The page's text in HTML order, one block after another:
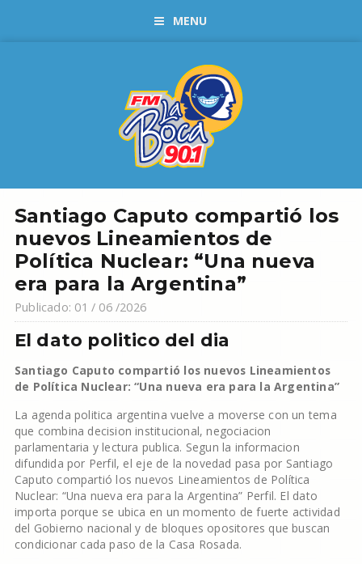
MENU
Santiago Caputo compartió los
nuevos Lineamientos de
Política Nuclear: “Una nueva
era para la Argentina”
Publicado: 01 / 06 /2026
El dato politico del dia
Santiago Caputo compartió los nuevos Lineamientos
de Política Nuclear: “Una nueva era para la Argentina”
La agenda politica argentina vuelve a moverse con un tema
que combina decision institucional, negociacion
parlamentaria y lectura publica. Segun la informacion
difundida por Perfil, el eje de la novedad pasa por Santiago
Caputo compartió los nuevos Lineamientos de Política
Nuclear: “Una nueva era para la Argentina” Perfil. El dato
importa porque se ubica en un momento de fuerte actividad
del Gobierno nacional y de bloques opositores que buscan
condicionar cada paso de la Casa Rosada.